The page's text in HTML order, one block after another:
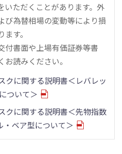
いただくことがあります。外
び為替相場の変動等により損
す。
付書面や上場有価証券等書
読みください。
クに関する説明書＜レバレッ
ついて＞
クに関する説明書＜先物指数
・ベア型について＞